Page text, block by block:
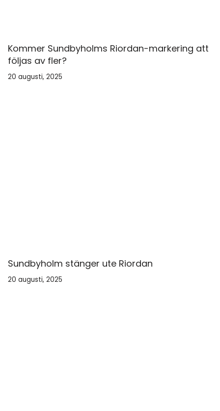
Kommer Sundbyholms Riordan-markering att
följas av fler?
20 augusti, 2025
Sundbyholm stänger ute Riordan
20 augusti, 2025